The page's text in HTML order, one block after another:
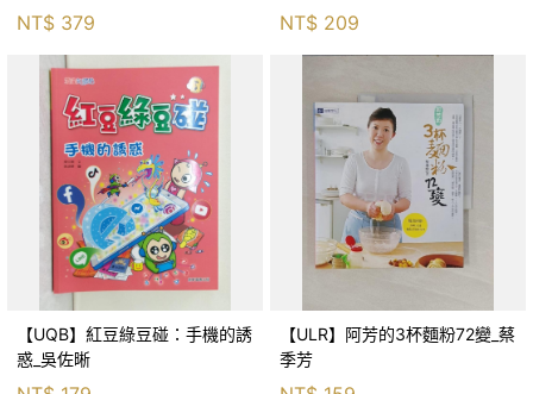
NT$ 379
胡妙芬
NT$ 209
【UQB】紅豆綠豆碰：手機的誘
惑_吳佐晰
【ULR】阿芳的3杯麵粉72變_蔡
季芳